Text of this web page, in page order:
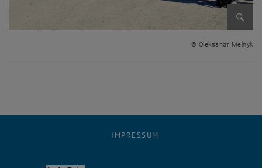
© Oleksandr Melnyk
IMPRESSUM